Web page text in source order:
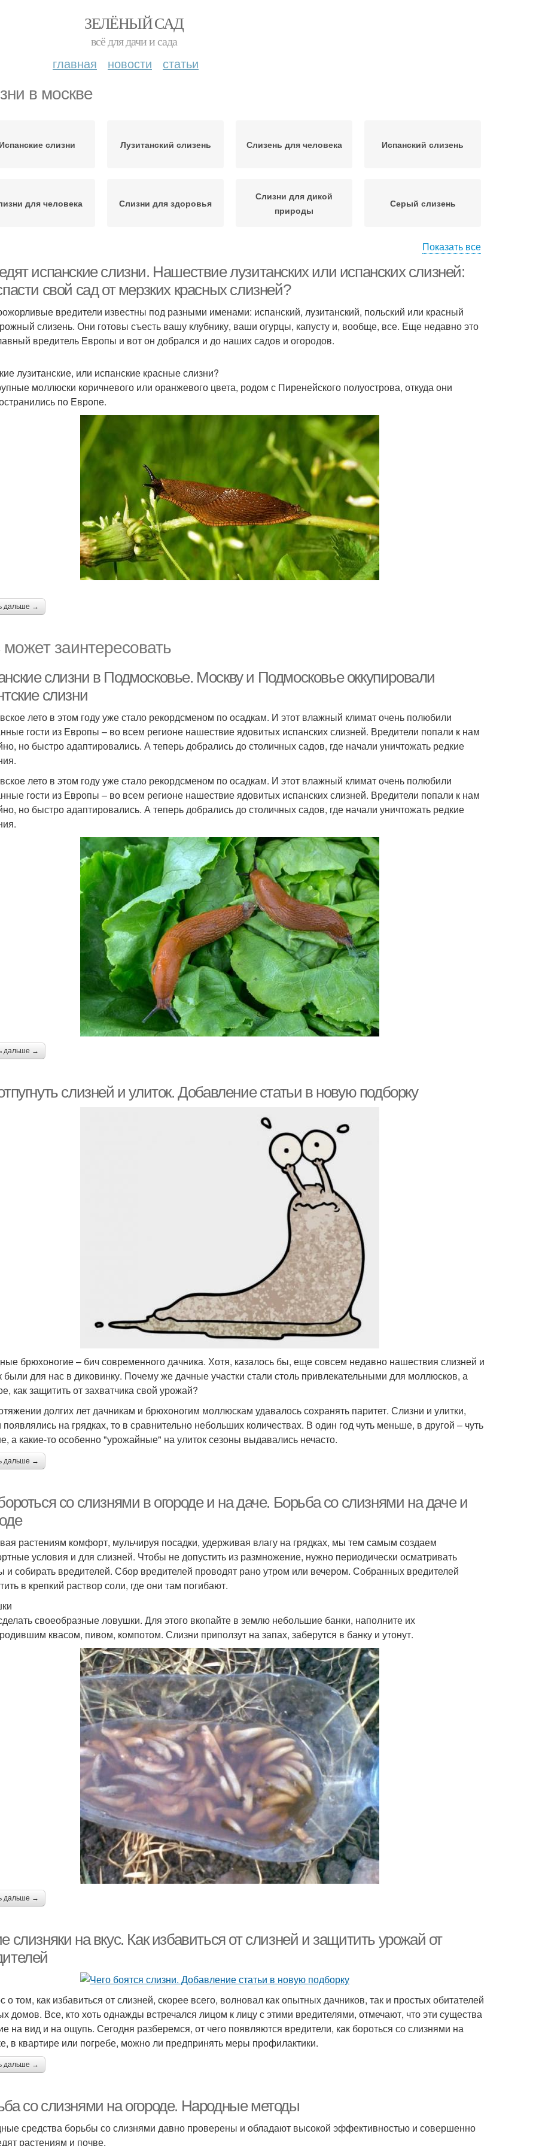
ЗЕЛЁНЫЙ САД
всё для дачи и сада
главная новости статьи
в москве
слизни Лузитанский слизень Слизень для человека Испанский слизень
для человека Слизни для здоровья
Слизни для дикой
природы
Серый слизень
Показать все
испанские слизни. Нашествие лузитанских или испанских слизней:
свой сад от мерзких красных слизней?
вредители известны под разными именами: испанский, лузитанский, польский или красный
слизень. Они готовы съесть вашу клубнику, ваши огурцы, капусту и, вообще, все. Еще недавно это
вредитель Европы и вот он добрался и до наших садов и огородов.
лузитанские, или испанские красные слизни?
моллюски коричневого или оранжевого цвета, родом с Пиренейского полуострова, откуда они
по Европе.
дальше →
заинтересовать
слизни в Подмосковье. Москву и Подмосковье оккупировали
слизни
лето в этом году уже стало рекордсменом по осадкам. И этот влажный климат очень полюбили
гости из Европы – во всем регионе нашествие ядовитых испанских слизней. Вредители попали к нам
но быстро адаптировались. А теперь добрались до столичных садов, где начали уничтожать редкие
лето в этом году уже стало рекордсменом по осадкам. И этот влажный климат очень полюбили
гости из Европы – во всем регионе нашествие ядовитых испанских слизней. Вредители попали к нам
но быстро адаптировались. А теперь добрались до столичных садов, где начали уничтожать редкие
дальше →
слизней и улиток. Добавление статьи в новую подборку
брюхоногие – бич современного дачника. Хотя, казалось бы, еще совсем недавно нашествия слизней и
были для нас в диковинку. Почему же дачные участки стали столь привлекательными для моллюсков, а
как защитить от захватчика свой урожай?
долгих лет дачникам и брюхоногим моллюскам удавалось сохранять паритет. Слизни и улитки,
появлялись на грядках, то в сравнительно небольших количествах. В один год чуть меньше, в другой – чуть
а какие-то особенно "урожайные" на улиток сезоны выдавались нечасто.
дальше →
со слизнями в огороде и на даче. Борьба со слизнями на даче и
растениям комфорт, мульчируя посадки, удерживая влагу на грядках, мы тем самым создаем
условия и для слизней. Чтобы не допустить из размножение, нужно периодически осматривать
и собирать вредителей. Сбор вредителей проводят рано утром или вечером. Собранных вредителей
в крепкий раствор соли, где они там погибают.
своеобразные ловушки. Для этого вкопайте в землю небольшие банки, наполните их
квасом, пивом, компотом. Слизни приползут на запах, заберутся в банку и утонут.
дальше →
слизняки на вкус. Как избавиться от слизней и защитить урожай от
о том, как избавиться от слизней, скорее всего, волновал как опытных дачников, так и простых обитателей
домов. Все, кто хоть однажды встречался лицом к лицу с этими вредителями, отмечают, что эти существа
на вид и на ощупь. Сегодня разберемся, от чего появляются вредители, как бороться со слизнями на
в квартире или погребе, можно ли предпринять меры профилактики.
дальше →
со слизнями на огороде. Народные методы
средства борьбы со слизнями давно проверены и обладают высокой эффективностью и совершенно
растениям и почве.